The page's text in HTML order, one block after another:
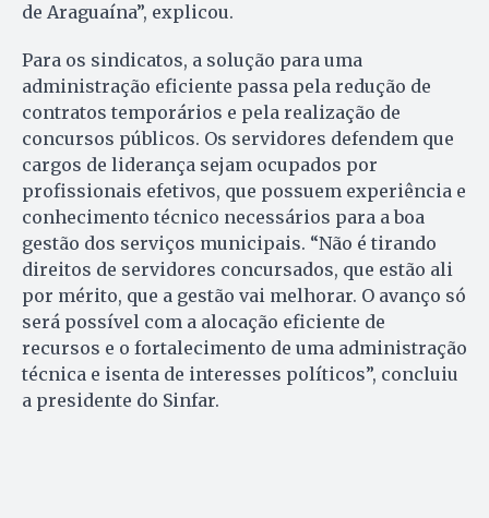
de Araguaína”, explicou.
Para os sindicatos, a solução para uma
administração eficiente passa pela redução de
contratos temporários e pela realização de
concursos públicos. Os servidores defendem que
cargos de liderança sejam ocupados por
profissionais efetivos, que possuem experiência e
conhecimento técnico necessários para a boa
gestão dos serviços municipais. “Não é tirando
direitos de servidores concursados, que estão ali
por mérito, que a gestão vai melhorar. O avanço só
será possível com a alocação eficiente de
recursos e o fortalecimento de uma administração
técnica e isenta de interesses políticos”, concluiu
a presidente do Sinfar.